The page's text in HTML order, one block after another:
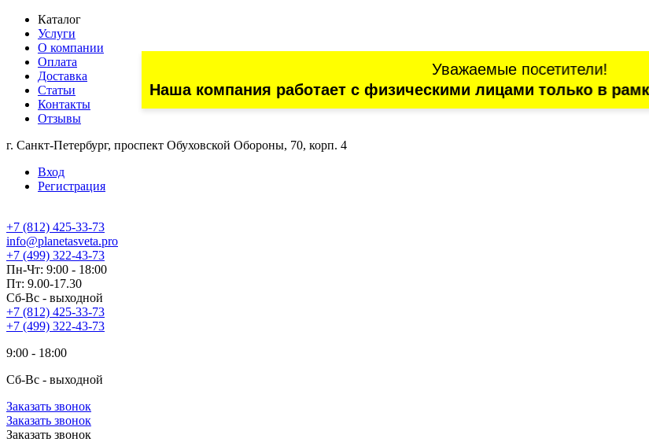
Каталог
Услуги
О компании
Оплата
Доставка
Статьи
Контакты
Отзывы
г. Санкт-Петербург, проспект Обуховской Обороны, 70, корп. 4
Вход
Регистрация
+7 (812) 425-33-73
Уважаемые посетители!
Наша компания работает с физическими лицами только в
info@planetasveta.pro
+7 (499) 322-43-73
Пн-Чт: 9:00 - 18:00
Пт: 9.00-17.30
Сб-Вс - выходной
+7 (812) 425-33-73
+7 (499) 322-43-73
9:00 - 18:00
Сб-Вс - выходной
Заказать звонок
Заказать звонок
Заказать звонок